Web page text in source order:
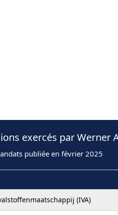
exercés par Werner
publiée en février 2025
(IVA)